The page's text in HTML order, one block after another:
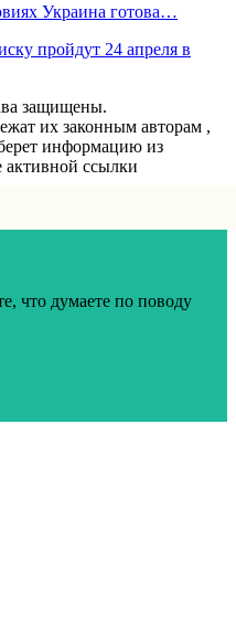
Украина готова…
пройдут 24 апреля в
защищены.
их законным авторам ,
информацию из
активной ссылки
что думаете по поводу